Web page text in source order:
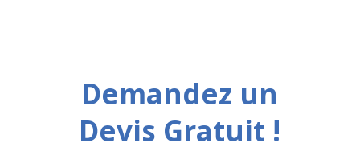
Demandez un
Devis Gratuit !